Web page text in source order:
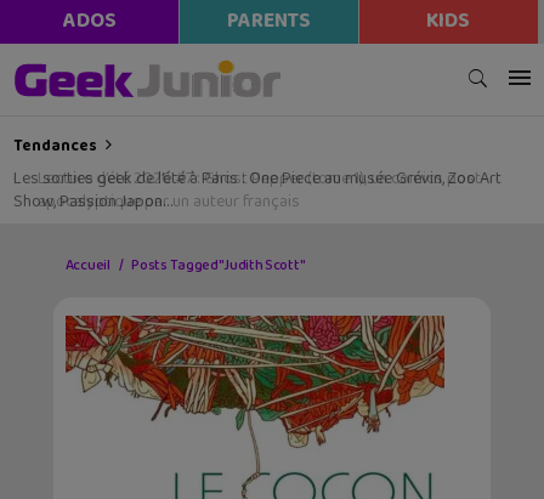
ADOS PARENTS KIDS
Tendances
Les sorties geek de l’été à Paris : One Piece au musée Grévin, Zoo Art
Show, Passion Japon…
Accueil Posts Tagged "Judith Scott"